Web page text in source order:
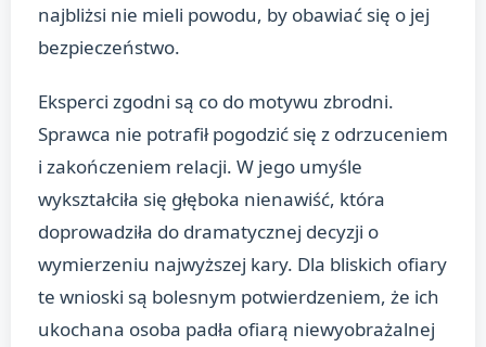
najbliżsi nie mieli powodu, by obawiać się o jej
bezpieczeństwo.
Eksperci zgodni są co do motywu zbrodni.
Sprawca nie potrafił pogodzić się z odrzuceniem
i zakończeniem relacji. W jego umyśle
wykształciła się głęboka nienawiść, która
doprowadziła do dramatycznej decyzji o
wymierzeniu najwyższej kary. Dla bliskich ofiary
te wnioski są bolesnym potwierdzeniem, że ich
ukochana osoba padła ofiarą niewyobrażalnej